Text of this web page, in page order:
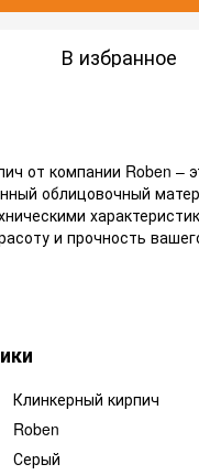
В избранное
от компании Roben –
облицовочный
и прочность
Клинкерный кирпич
Roben
Серый